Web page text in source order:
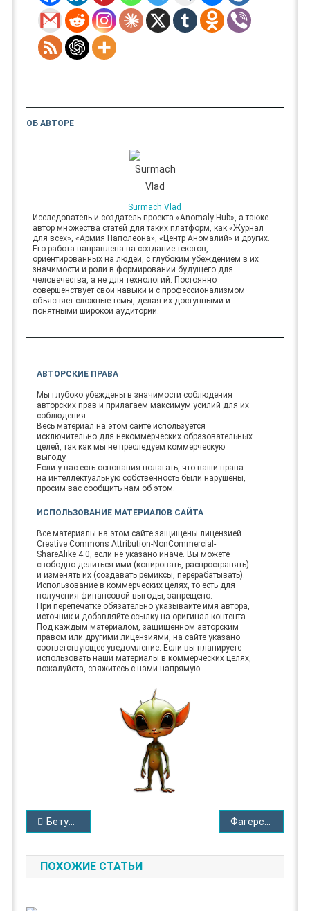
ОБ АВТОРЕ
Surmach Vlad
Исследователь и создатель проекта «Anomaly-Hub», а также
автор множества статей для таких платформ, как «Журнал
для всех», «Армия Наполеона», «Центр Аномалий» и других.
Его работа направлена на создание текстов,
ориентированных на людей, с глубоким убеждением в их
значимости и роли в формировании будущего для
человечества, а не для технологий. Постоянно
совершенствует свои навыки и с профессионализмом
объясняет сложные темы, делая их доступными и
понятными широкой аудитории.
АВТОРСКИЕ ПРАВА
Мы глубоко убеждены в значимости соблюдения
авторских прав и прилагаем максимум усилий для их
соблюдения.
Весь материал на этом сайте используется
исключительно для некоммерческих образовательных
целей, так как мы не преследуем коммерческую
выгоду.
Если у вас есть основания полагать, что ваши права
на интеллектуальную собственность были нарушены,
просим вас сообщить нам об этом.
ИСПОЛЬЗОВАНИЕ МАТЕРИАЛОВ САЙТА
Все материалы на этом сайте защищены лицензией
Creative Commons Attribution-NonCommercial-
ShareAlike 4.0, если не указано иначе. Вы можете
свободно делиться ими (копировать, распространять)
и изменять их (создавать ремиксы, перерабатывать).
Использование в коммерческих целях, то есть для
получения финансовой выгоды, запрещено.
При перепечатке обязательно указывайте имя автора,
источник и добавляйте ссылку на оригинал контента.
Под каждым материалом, защищенном авторским
правом или другими лицензиями, на сайте указано
соответствующее уведомление. Если вы планируете
использовать наши материалы в коммерческих целях,
пожалуйста, свяжитесь с нами напрямую.
НАВИГАЦИЯ
ПО
Бетурум Трумен
ПОХОЖИЕ СТАТЬИ